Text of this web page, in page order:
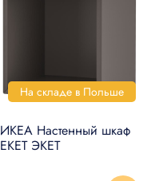
На складе в Польше
ИКЕА Настенный шкаф
EKET ЭКЕТ